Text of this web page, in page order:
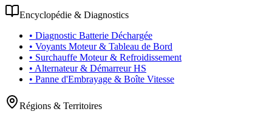
Encyclopédie & Diagnostics
• Diagnostic Batterie Déchargée
• Voyants Moteur & Tableau de Bord
• Surchauffe Moteur & Refroidissement
• Alternateur & Démarreur HS
• Panne d'Embrayage & Boîte Vitesse
Régions & Territoires